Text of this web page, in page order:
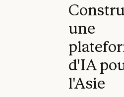
une
d'IA
l'Asie